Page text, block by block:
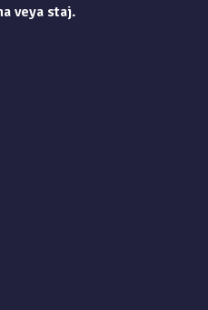
veya staj.